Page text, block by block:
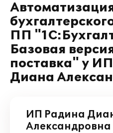
ПП
Базовая
поставка" у
Диана
ИП Радина
Александровна